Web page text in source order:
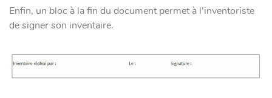
Enfin, un bloc à la fin du document permet à l’inventoriste
de signer son inventaire.